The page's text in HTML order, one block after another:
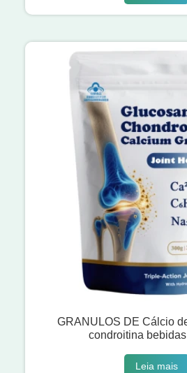
GRANULOS DE Cálcio
condroitina
Leia mais